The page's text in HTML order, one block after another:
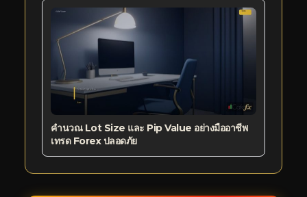
คำนวณ Lot Size และ Pip Value อย่างมืออาชีพ
เทรด Forex ปลอดภัย